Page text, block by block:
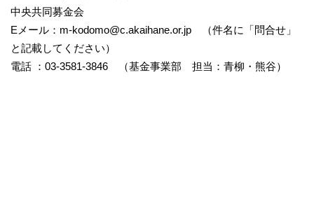
中央共同募金会
Eメール：m-kodomo@c.akaihane.or.jp （件名に「問合せ」
と記載してください）
電話 ：03-3581-3846 （基金事業部 担当：青柳・熊谷）